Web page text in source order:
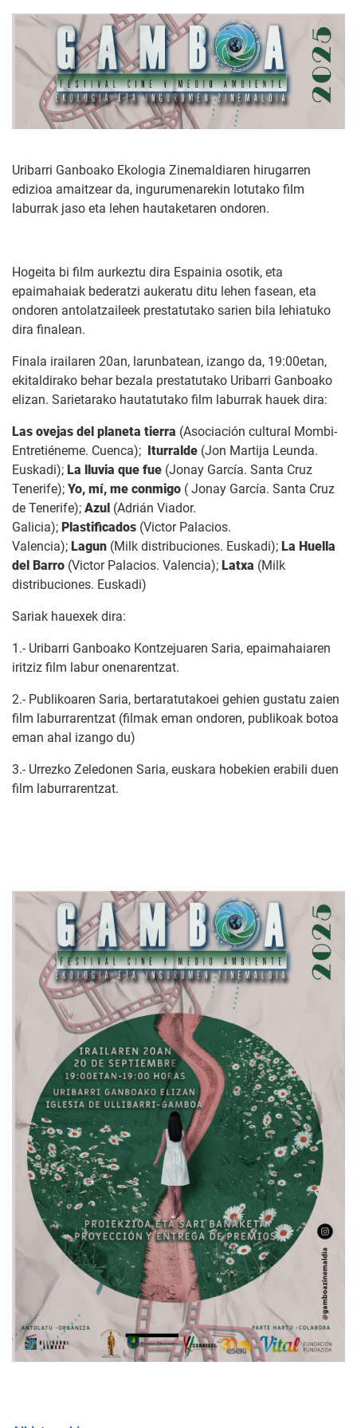
Uribarri Ganboako Ekologia Zinemaldiaren hirugarren
edizioa amaitzear da, ingurumenarekin lotutako film
laburrak jaso eta lehen hautaketaren ondoren.
Hogeita bi film aurkeztu dira Espainia osotik, eta
epaimahaiak bederatzi aukeratu ditu lehen fasean, eta
ondoren antolatzaileek prestatutako sarien bila lehiatuko
dira finalean.
Finala irailaren 20an, larunbatean, izango da, 19:00etan,
ekitaldirako behar bezala prestatutako Uribarri Ganboako
elizan. Sarietarako hautatutako film laburrak hauek dira:
Las ovejas del planeta tierra (Asociación cultural Mombi-
Entretiéneme. Cuenca); Iturralde (Jon Martija Leunda.
Euskadi); La lluvia que fue (Jonay García. Santa Cruz
Tenerife); Yo, mí, me conmigo ( Jonay García. Santa Cruz
de Tenerife); Azul (Adrián Viador.
Galicia); Plastificados (Victor Palacios.
Valencia); Lagun (Milk distribuciones. Euskadi); La Huella
del Barro (Victor Palacios. Valencia); Latxa (Milk
distribuciones. Euskadi)
Sariak hauexek dira:
1.- Uribarri Ganboako Kontzejuaren Saria, epaimahaiaren
iritziz film labur onenarentzat.
2.- Publikoaren Saria, bertaratutakoei gehien gustatu zaien
film laburrarentzat (filmak eman ondoren, publikoak botoa
eman ahal izango du)
3.- Urrezko Zeledonen Saria, euskara hobekien erabili duen
film laburrarentzat.